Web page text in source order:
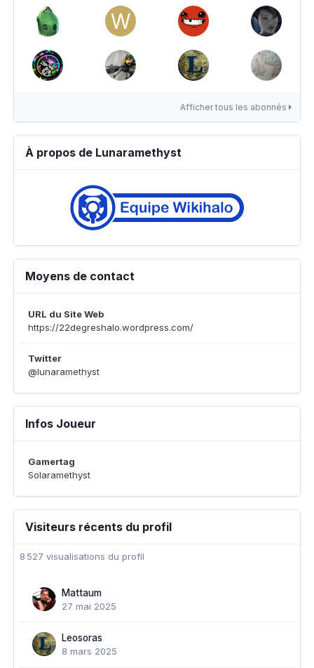
Afficher tous les abonnés
À propos de Lunaramethyst
Moyens de contact
URL du Site Web
https://22degreshalo.wordpress.com/
Twitter
@lunaramethyst
Infos Joueur
Gamertag
Solaramethyst
Visiteurs récents du profil
8 527 visualisations du profil
Mattaum
27 mai 2025
Leosoras
8 mars 2025